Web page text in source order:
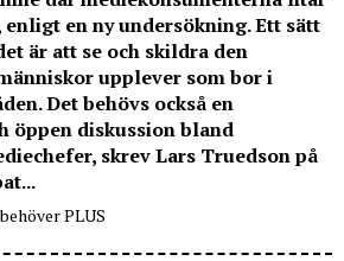
en ny undersökning. Ett sätt
är att se och skildra den
upplever som bor i
Det behövs också en
öppen diskussion bland
skrev Lars Truedson på
PLUS